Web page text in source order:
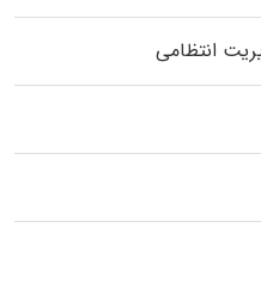
انتظامی